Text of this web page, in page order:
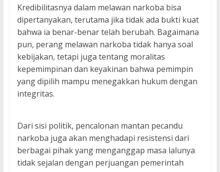
Kredibilitasnya dalam melawan narkoba bisa
dipertanyakan, terutama jika tidak ada bukti kuat
bahwa ia benar-benar telah berubah. Bagaimana
pun, perang melawan narkoba tidak hanya soal
kebijakan, tetapi juga tentang moralitas
kepemimpinan dan keyakinan bahwa pemimpin
yang dipilih mampu menegakkan hukum dengan
integritas.
Dari sisi politik, pencalonan mantan pecandu
narkoba juga akan menghadapi resistensi dari
berbagai pihak yang menganggap masa lalunya
tidak sejalan dengan perjuangan pemerintah